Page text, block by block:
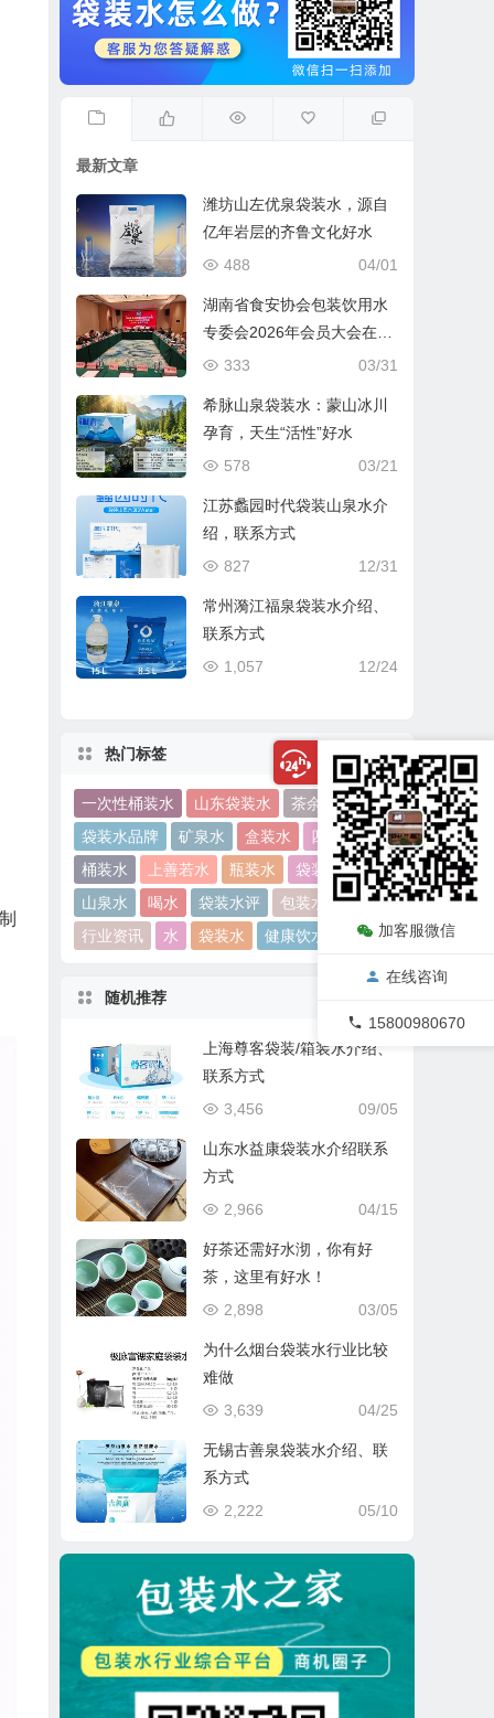
最新文章
潍坊山左优泉袋装水，源自
亿年岩层的齐鲁文化好水
04/01
488
湖南省食安协会包装饮用水
专委会2026年会员大会在长
沙圆满召开
03/31
333
希脉山泉袋装水：蒙山冰川
孕育，天生“活性”好水
03/21
578
江苏蠡园时代袋装山泉水介
绍，联系方式
12/31
827
常州漪江福泉袋装水介绍、
联系方式
12/24
1,057
热门标签
一次性桶装水 山东袋装水
茶余饭后
袋装水品牌
矿泉水 盒装水
四川袋装水
桶装水
上善若水 瓶装水
袋装水饮水机
山泉水
喝水 袋装水评
包装水
行业资讯
水 袋装水 健康饮水 泡茶
随机推荐
上海尊客袋装/箱装水介绍、
联系方式
09/05
3,456
山东水益康袋装水介绍联系
方式
04/15
2,966
好茶还需好水沏，你有好
茶，这里有好水！
03/05
2,898
为什么烟台袋装水行业比较
难做
04/25
3,639
无锡古善泉袋装水介绍、联
系方式
05/10
2,222
加客服微信
在线咨询
15800980670